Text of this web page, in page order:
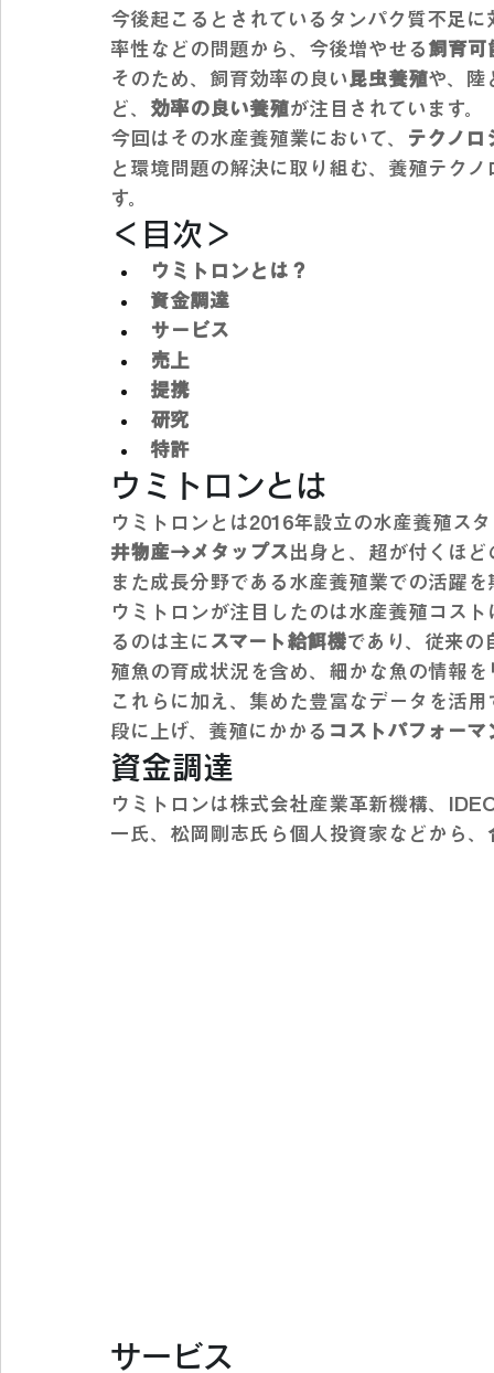
今後起こるとされているタンパク質不足
率性などの問題から、今後増やせる飼育可
そのため、飼育効率の良い 昆虫養殖や、陸
ど、 効率の良い養殖が注目されています。
今回はその水産養殖業において、
テクノロ
と環境問題の解決に取り組む、養殖テク
す。
＜目次＞
ウミトロンとは？
資金調達
サービス
売上
提携
研究
特許
ウミトロンとは
ウミトロンとは2016年設立の水産養殖ス
井物産→メタップス 出身と、超が付くほど
また成長分野である水産養殖業での活躍を
ウミトロンが注目したのは水産養殖コスト
るのは主に スマート給餌機であり、従来の
殖魚の育成状況を含め、細かな魚の情報を
これらに加え、集めた豊富なデータを活
段に上げ、養殖にかかる コストパフォーマ
資金調達
ウミトロンは株式会社産業革新機構、
一氏、松岡剛志氏ら個人投資家などから、
サービス